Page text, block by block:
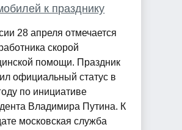
к празднику
28 апреля отмечается
скорой
помощи. Праздник
официальный статус в
по инициативе
Владимира Путина. К
московская служба